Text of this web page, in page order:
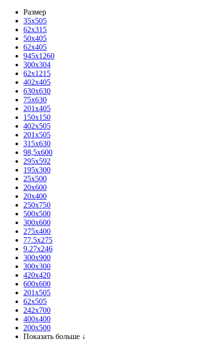
Размер
35х505
62x315
50x405
62х405
945x1260
300x304
62x1215
402x405
630x630
75x630
201x405
150x150
402x505
201x505
315x630
98,5х600
295x592
195х300
25x500
20х600
20х400
250x750
500x500
300x600
275x400
77.5х275
9.27x246
300x900
300x300
420х420
600х600
201х505
62х505
242х700
400х400
200х500
Показать больше ↓